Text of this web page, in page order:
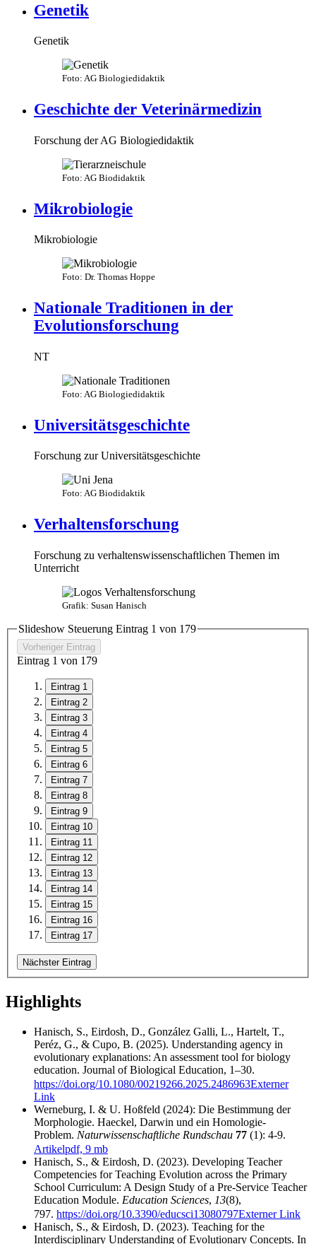
Genetik
Genetik
Foto: AG Biologiedidaktik
Geschichte der Veterinärmedizin
Forschung der AG Biologiedidaktik
Foto: AG Biodidaktik
Mikrobiologie
Mikrobiologie
Foto: Dr. Thomas Hoppe
Nationale Traditionen in der
Evolutionsforschung
NT
Foto: AG Biologiedidaktik
Universitätsgeschichte
Forschung zur Universitätsgeschichte
Foto: AG Biodidaktik
Verhaltensforschung
Forschung zu verhaltenswissenschaftlichen Themen im
Unterricht
Grafik: Susan Hanisch
Slideshow Steuerung Eintrag 1 von 179
Vorheriger Eintrag
Eintrag 1 von 179
Eintrag 1
Eintrag 2
Eintrag 3
Eintrag 4
Eintrag 5
Eintrag 6
Eintrag 7
Eintrag 8
Eintrag 9
Eintrag 10
Eintrag 11
Eintrag 12
Eintrag 13
Eintrag 14
Eintrag 15
Eintrag 16
Eintrag 17
Nächster Eintrag
Highlights
Hanisch, S., Eirdosh, D., González Galli, L., Hartelt, T.,
Peréz, G., & Cupo, B. (2025). Understanding agency in
evolutionary explanations: An assessment tool for biology
education. Journal of Biological Education, 1–30.
https://doi.org/10.1080/00219266.2025.2486963Externer
Link
Werneburg, I. & U. Hoßfeld (2024): Die Bestimmung der
Morphologie. Haeckel, Darwin und ein Homologie-
Problem. Naturwissenschaftliche Rundschau 77 (1): 4-9.
Artikelpdf, 9 mb
Hanisch, S., & Eirdosh, D. (2023). Developing Teacher
Competencies for Teaching Evolution across the Primary
School Curriculum: A Design Study of a Pre-Service Teacher
Education Module. Education Sciences, 13(8),
797. https://doi.org/10.3390/educsci13080797Externer Link
Hanisch, S., & Eirdosh, D. (2023). Teaching for the
Interdisciplinary Understanding of Evolutionary Concepts. In